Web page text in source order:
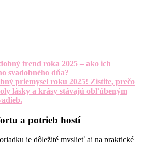
trend roka 2025 – ako ich
svadobného dňa?
priemysel roku 2025! Zistite, prečo
lásky a krásy stávajú obľúbeným
a potrieb hostí
je dôležité myslieť aj na praktické